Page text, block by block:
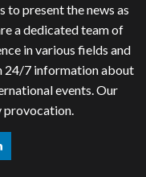
to present the news as
a dedicated team of
in various fields and
24/7 information about
events. Our
provocation.